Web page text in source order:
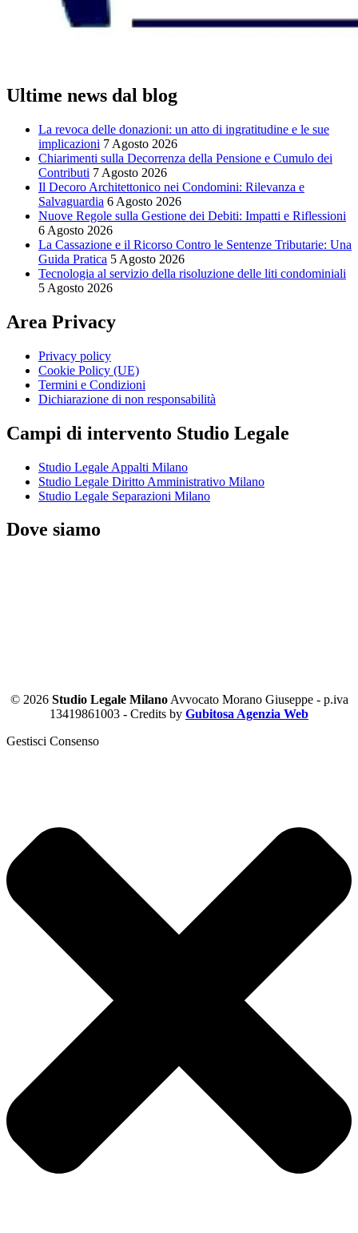
Ultime news dal blog
La revoca delle donazioni: un atto di ingratitudine e le sue
implicazioni 7 Agosto 2026
Chiarimenti sulla Decorrenza della Pensione e Cumulo dei
Contributi 7 Agosto 2026
Il Decoro Architettonico nei Condomini: Rilevanza e
Salvaguardia 6 Agosto 2026
Nuove Regole sulla Gestione dei Debiti: Impatti e Riflessioni
6 Agosto 2026
La Cassazione e il Ricorso Contro le Sentenze Tributarie: Una
Guida Pratica 5 Agosto 2026
Tecnologia al servizio della risoluzione delle liti condominiali
5 Agosto 2026
Area Privacy
Privacy policy
Cookie Policy (UE)
Termini e Condizioni
Dichiarazione di non responsabilità
Campi di intervento Studio Legale
Studio Legale Appalti Milano
Studio Legale Diritto Amministrativo Milano
Studio Legale Separazioni Milano
Dove siamo
© 2026 Studio Legale MilanoAvvocato Morano Giuseppe - p.iva
13419861003 - Credits by Gubitosa Agenzia Web
Gestisci Consenso